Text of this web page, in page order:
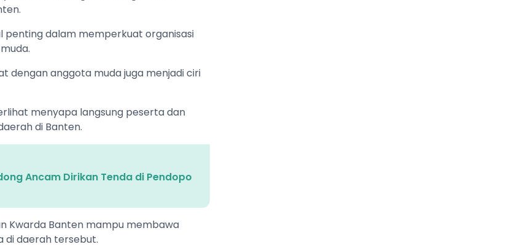
penting dalam memperkuat organisasi
dengan anggota muda juga menjadi ciri
menyapa langsung peserta dan
di Banten.
Ancam Dirikan Tenda di Pendopo
Kwarda Banten mampu membawa
di daerah tersebut.